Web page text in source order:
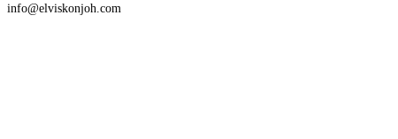
info@elviskonjoh.com